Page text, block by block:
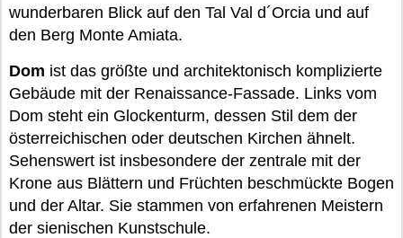
wunderbaren Blick auf den Tal Val d´Orcia und auf
den Berg Monte Amiata.
Dom ist das größte und architektonisch komplizierte
Gebäude mit der Renaissance-Fassade. Links vom
Dom steht ein Glockenturm, dessen Stil dem der
österreichischen oder deutschen Kirchen ähnelt.
Sehenswert ist insbesondere der zentrale mit der
Krone aus Blättern und Früchten beschmückte Bogen
und der Altar. Sie stammen von erfahrenen Meistern
der sienischen Kunstschule.